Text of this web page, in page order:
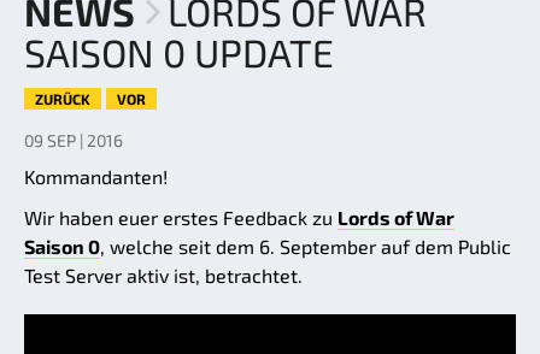
NEWS
LORDS OF WAR
SAISON 0 UPDATE
ZURÜCK VOR
09 SEP | 2016
Kommandanten!
Wir haben euer erstes Feedback zu Lords of War
Saison 0, welche seit dem 6. September auf dem Public
Test Server aktiv ist, betrachtet.